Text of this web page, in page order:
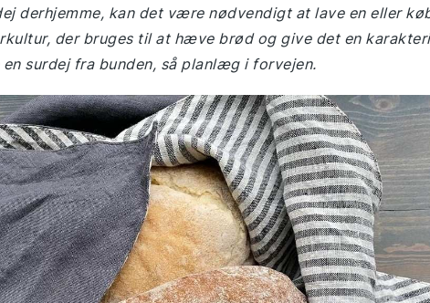
derhjemme, kan det være nødvendigt at lave en eller
der bruges til at hæve brød og give det en
surdej fra bunden, så planlæg i forvejen.